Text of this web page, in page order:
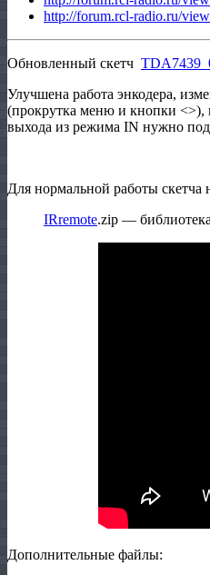
http://forum.rcl-radio.ru/
Обновленный скетч
Улучшена работа энкодера,
(прокрутка меню и кнопки <>),
выхода из режима IN нужно
Для нормальной работы скетча
IRremote.zip —
Дополнительные файлы: